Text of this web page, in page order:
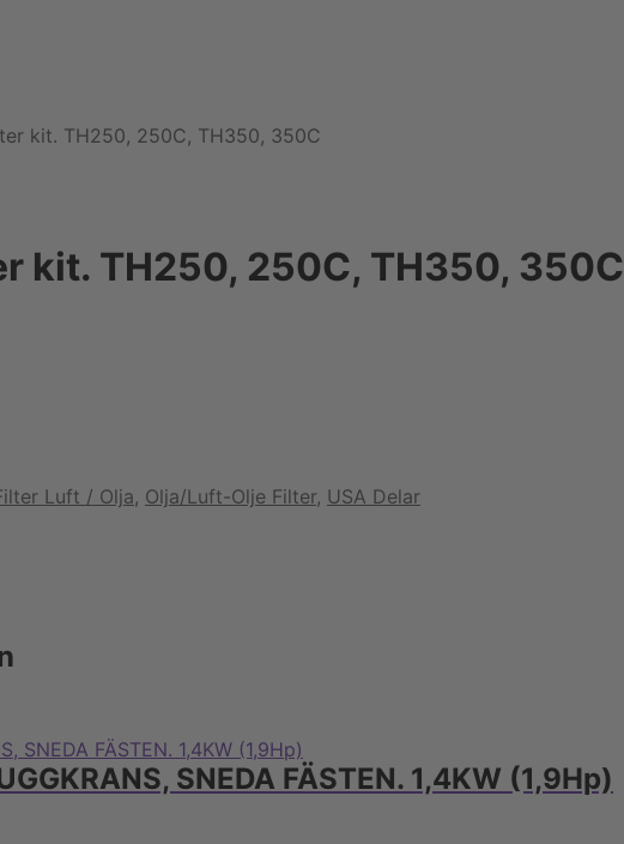
kit. TH250, 250C, TH350, 350C
kit. TH250, 250C, TH350, 350C
Luft / Olja, Olja/Luft-Olje Filter, USA Delar
SNEDA FÄSTEN. 1,4KW (1,9Hp)